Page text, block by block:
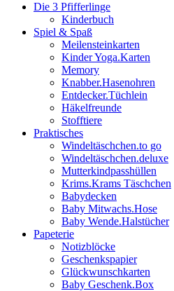
Die 3 Pfifferlinge
Kinderbuch
Spiel & Spaß
Meilensteinkarten
Kinder Yoga.Karten
Memory
Knabber.Hasenohren
Entdecker.Tüchlein
Häkelfreunde
Stofftiere
Praktisches
Windeltäschchen.to go
Windeltäschchen.deluxe
Mutterkindpasshüllen
Krims.Krams Täschchen
Babydecken
Baby Mitwachs.Hose
Baby Wende.Halstücher
Papeterie
Notizblöcke
Geschenkspapier
Glückwunschkarten
Baby Geschenk.Box